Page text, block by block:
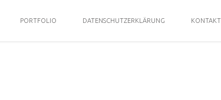
PORTFOLIO DATENSCHUTZERKLÄRUNG KONTAKT